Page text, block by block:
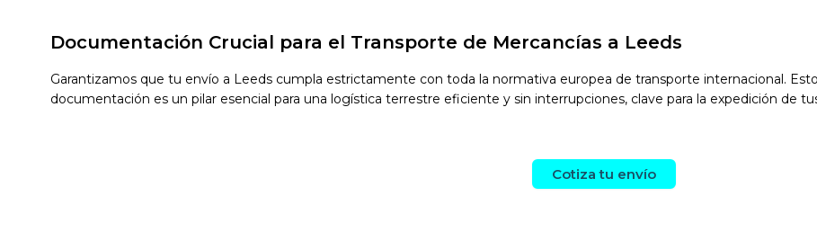
Documentación Crucial para el Transporte de Mercancías a Leeds
Garantizamos que tu envío a Leeds cumpla estrictamente con toda la normativa europea de transporte internacional.
documentación es un pilar esencial para una logística terrestre eficiente y sin interrupciones, clave para la expedición de
Cotiza tu envío